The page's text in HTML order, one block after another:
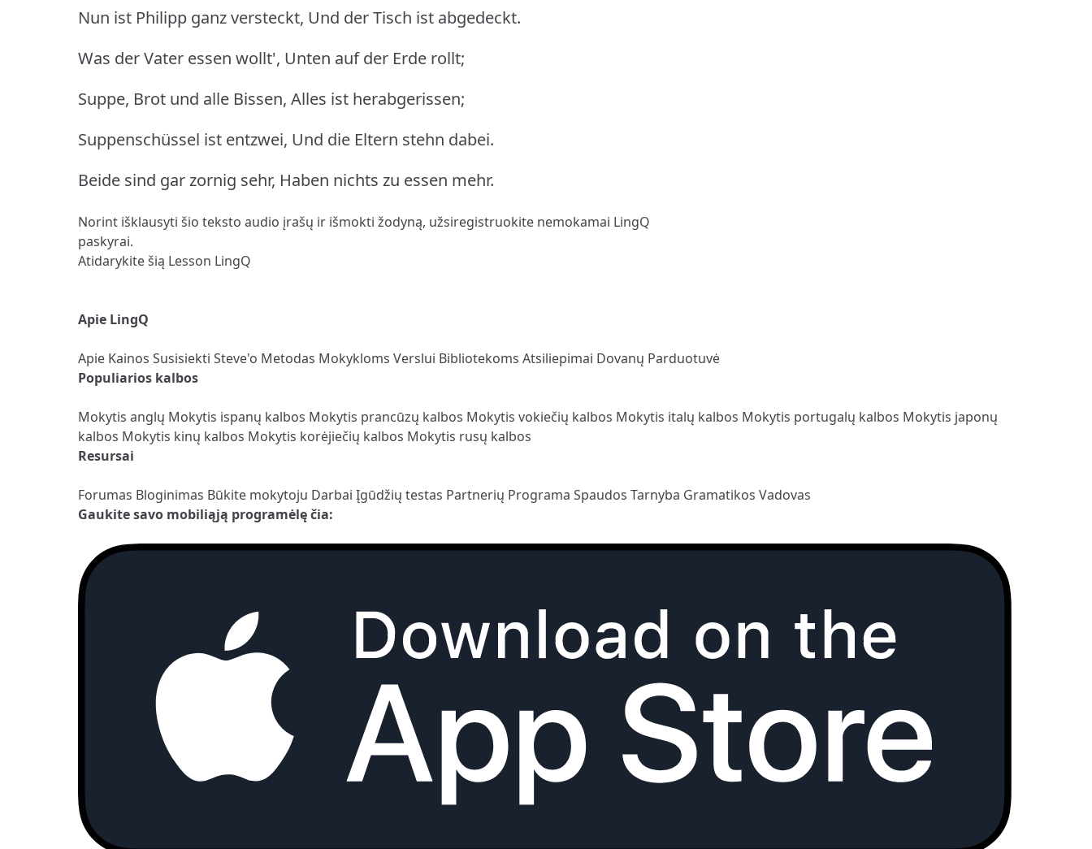
Nun ist Philipp ganz versteckt, Und der Tisch ist abgedeckt.
Was der Vater essen wollt', Unten auf der Erde rollt;
Suppe, Brot und alle Bissen, Alles ist herabgerissen;
Suppenschüssel ist entzwei, Und die Eltern stehn dabei.
Beide sind gar zornig sehr, Haben nichts zu essen mehr.
Norint išklausyti šio teksto audio įrašų ir išmokti žodyną, užsiregistruokite nemokamai LingQ
paskyrai.
Atidarykite šią Lesson LingQ
Apie LingQ
Apie Kainos Susisiekti Steve'o Metodas Mokykloms Verslui Bibliotekoms Atsiliepimai Dovanų Parduotuvė
Populiarios kalbos
Mokytis anglų Mokytis ispanų kalbos Mokytis prancūzų kalbos Mokytis vokiečių kalbos Mokytis italų kalbos Mokytis portugalų kalbos Mokytis japonų
kalbos Mokytis kinų kalbos Mokytis korėjiečių kalbos Mokytis rusų kalbos
Resursai
Forumas Bloginimas Būkite mokytoju Darbai Įgūdžių testas Partnerių Programa Spaudos Tarnyba Gramatikos Vadovas
Gaukite savo mobiliąją programėlę čia: